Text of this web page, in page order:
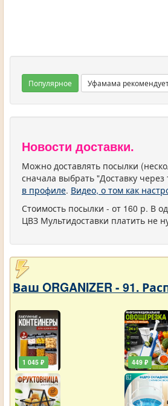
Популярное Уфамама
Новости доставки.
Можно доставлять посылки
сначала выбрать "Доставку
в профиле. Видео, о том как
Стоимость посылки - от 160 р. В
ЦВЗ Мультидоставки платить не
Ваш ORGANIZER - 91.
1 045 ₽ 449 ₽